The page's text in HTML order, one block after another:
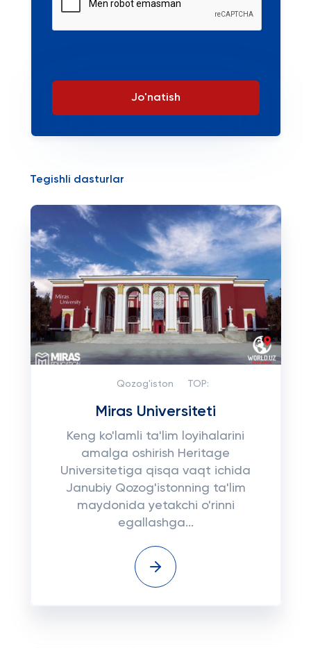
Jo'natish
Tegishli dasturlar
Qozog'iston TOP:
Miras Universiteti
Keng ko'lamli ta'lim loyihalarini
amalga oshirish Heritage
Universitetiga qisqa vaqt ichida
Janubiy Qozog'istonning ta'lim
maydonida yetakchi o'rinni
egallashga...